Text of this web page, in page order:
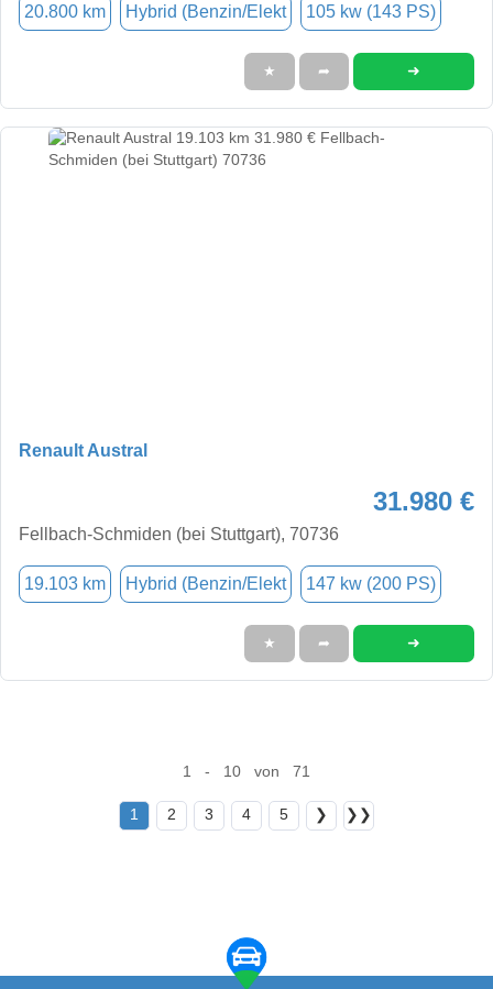
20.800 km Hybrid (Benzin/Elekt 105 kw (143 PS)
★ ➦ ➜
Renault Austral
31.980 €
Fellbach-Schmiden (bei Stuttgart), 70736
19.103 km Hybrid (Benzin/Elekt 147 kw (200 PS)
★ ➦ ➜
1 - 10 von 71
1 2 3 4 5 ❯ ❯❯